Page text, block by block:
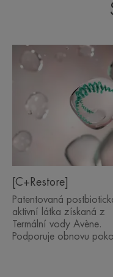
[C+Restore]
Patentovaná
aktivní látka získaná z
Termální vody Avène.
Podporuje obnovu